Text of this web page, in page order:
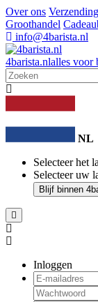
Over ons
Groothandel
info@4barista.nl
4barista.nlalles voor
NL
Selecteer het
Selecteer uw
Blijf binnen
Inloggen